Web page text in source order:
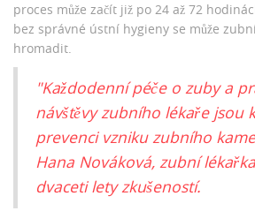
proces může začít již po 24 až 72
bez správné ústní hygieny se může
hromadit.
"Každodenní péče o zuby a
návštěvy zubního lékaře jsou
prevenci vzniku zubního
Hana Nováková, zubní
dvaceti lety zkušeností.